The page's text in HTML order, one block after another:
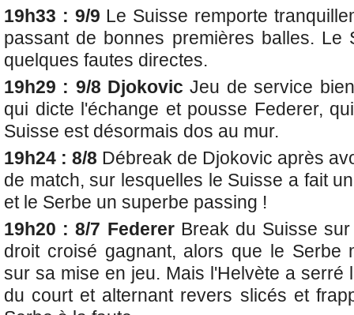
19h33 : 9/9 Le Suisse remporte
passant de bonnes premières balles. Le
quelques fautes directes.
19h29 : 9/8 DjokovicJeu de service
qui dicte l'échange et pousse Federer,
Suisse est désormais dos au mur.
19h24 : 8/8 Débreak de Djokovic après
de match, sur lesquelles le Suisse a fait
et le Serbe un superbe passing !
19h20 : 8/7 Federer Break du Suisse
droit croisé gagnant, alors que le Serbe
sur sa mise en jeu. Mais l'Helvète a serré
du court et alternant revers slicés et